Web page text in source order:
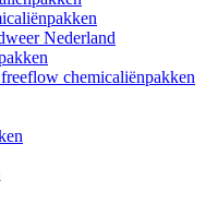
Nederland
chemicaliënpakken